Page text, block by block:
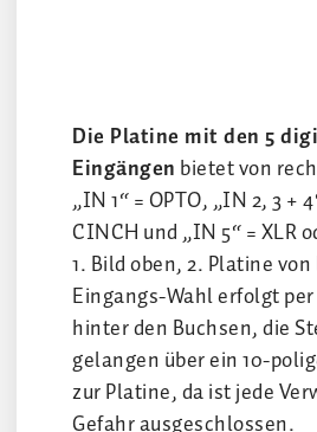
Die Platine mit den 5
Eingängen bietet von
„IN 1“ = OPTO, „IN 2, 3 +
CINCH und „IN 5“ = XLR
1. Bild oben, 2. Platine
Eingangs-Wahl erfolgt
hinter den Buchsen, die
gelangen über ein 10-
zur Platine, da ist jede
Gefahr ausgeschlossen.